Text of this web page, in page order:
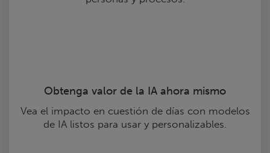
Obtenga valor de la IA ahora mismo
Vea el impacto en cuestión de días con modelos
de IA listos para usar y personalizables.